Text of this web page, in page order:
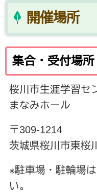
開催場所
集合・受付場所
桜川市生涯学習
まなみホール
〒309-1214
茨城県桜川市東桜
※駐車場・駐輪場
い。